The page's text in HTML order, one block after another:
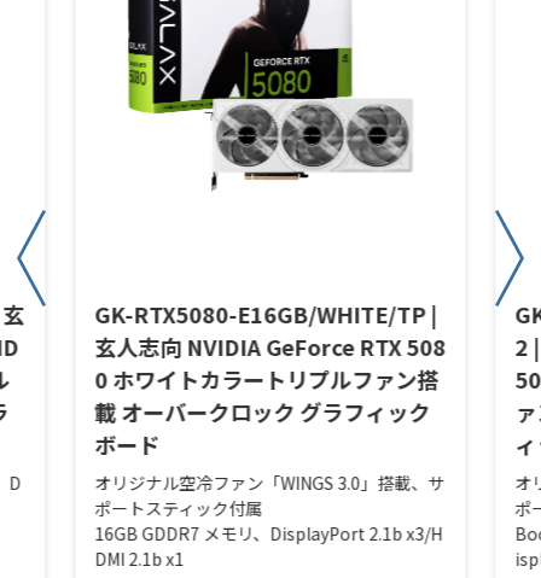
D
GK-RTX5080-E16GB/WHITE/TP |
玄人志向 NVIDIA GeForce RTX 508
0 ホワイトカラートリプルファン搭
載 オーバークロック グラフィック
ボード
オリジナル空冷ファン「WINGS 3.0」搭載、サ
ポートスティック付属
16GB GDDR7 メモリ、DisplayPort 2.1b x3/H
DMI 2.1b x1
2
オ
ポ